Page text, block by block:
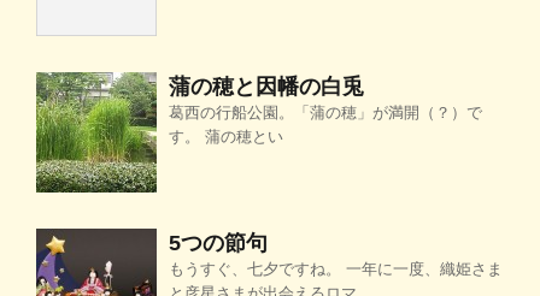
蒲の穂と因幡の白兎
葛西の行船公園。「蒲の穂」が満開（？）で
す。 蒲の穂とい
5つの節句
もうすぐ、七夕ですね。 一年に一度、織姫さま